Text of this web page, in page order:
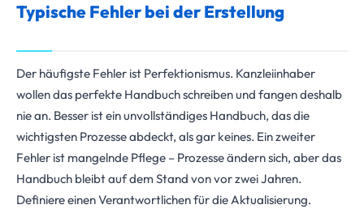
Typische Fehler bei der Erstellung
Der häufigste Fehler ist Perfektionismus. Kanzleiinhaber
wollen das perfekte Handbuch schreiben und fangen deshalb
nie an. Besser ist ein unvollständiges Handbuch, das die
wichtigsten Prozesse abdeckt, als gar keines. Ein zweiter
Fehler ist mangelnde Pflege – Prozesse ändern sich, aber das
Handbuch bleibt auf dem Stand von vor zwei Jahren.
Definiere einen Verantwortlichen für die Aktualisierung.